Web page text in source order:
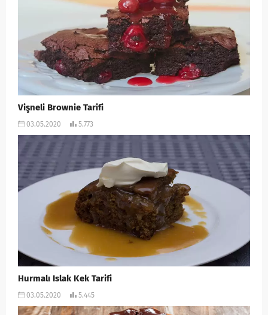
Vişneli Brownie Tarifi
03.05.2020 5.773
Hurmalı Islak Kek Tarifi
03.05.2020 5.445